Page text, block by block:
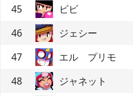
45
ビビ
46
ジェシー
47
エル プリモ
48
ジャネット